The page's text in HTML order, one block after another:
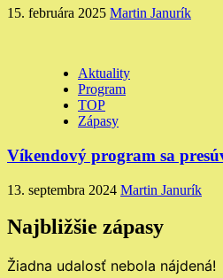
15. februára 2025 Martin Janurík
Aktuality
Program
TOP
Zápasy
Víkendový program sa
13. septembra 2024 Martin Janurík
Najbližšie zápasy
Žiadna udalosť nebola nájdená!